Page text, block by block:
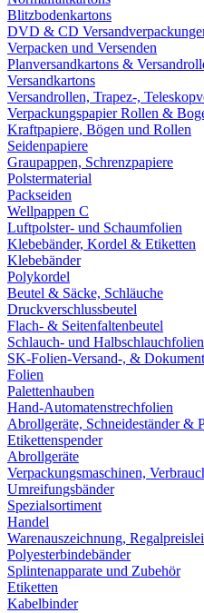
Blitzbodenkartons
DVD & CD
Verpacken und Versenden
Planversandkartons &
Versandkartons
Versandrollen, Trapez-,
Verpackungspapier Rollen &
Kraftpapiere, Bögen und Rollen
Seidenpapiere
Graupappen, Schrenzpapiere
Polstermaterial
Packseiden
Wellpappen C
Luftpolster- und Schaumfolien
Klebebänder, Kordel & Etiketten
Klebebänder
Polykordel
Beutel & Säcke, Schläuche
Druckverschlussbeutel
Flach- & Seitenfaltenbeutel
Schlauch- und Halbschlauchfolien
SK-Folien-Versand-, &
Folien
Palettenhauben
Hand-Automatenstrechfolien
Abrollgeräte, Schneideständer &
Etikettenspender
Abrollgeräte
Verpackungsmaschinen,
Umreifungsbänder
Spezialsortiment
Handel
Warenauszeichnung,
Polyesterbindebänder
Splintenapparate und Zubehör
Etiketten
Kabelbinder